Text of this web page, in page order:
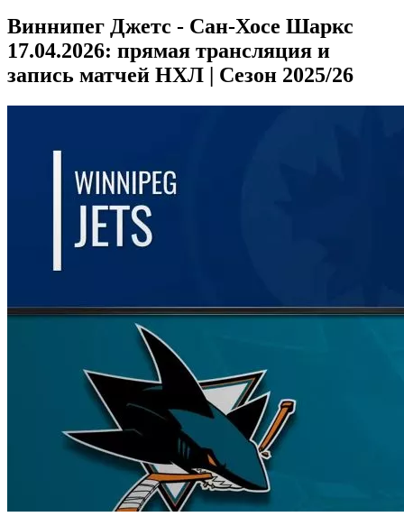
Виннипег Джетс - Сан-Хосе Шаркс
17.04.2026: прямая трансляция и
запись матчей НХЛ | Сезон 2025/26